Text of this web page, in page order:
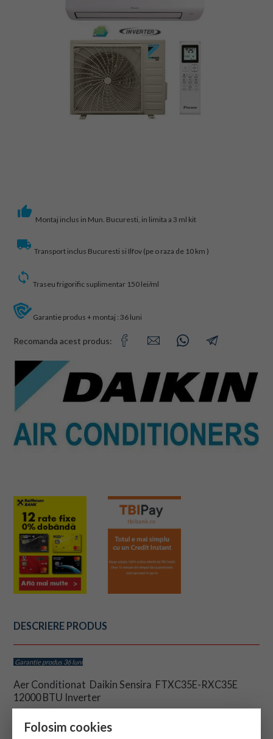
Montaj inclus in Mun. Bucuresti, in limita a 3 ml kit
Transport inclus Bucuresti si Ilfov (pe o raza de 10 km )
Traseu frigorific suplimentar 150 lei/ml
Garantie produs + montaj : 36 luni
Recomanda acest produs:
DESCRIERE PRODUS
Garantie produs 36 luni
Aer Conditionat Daikin Sensira FTXC35E-RXC35E
12000 BTU Inverter
Folosim cookies